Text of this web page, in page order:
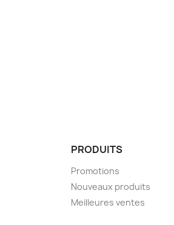
PRODUITS
Promotions
Nouveaux produits
Meilleures ventes